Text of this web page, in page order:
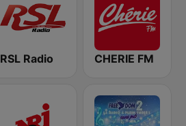
RSL Radio CHERIE FM